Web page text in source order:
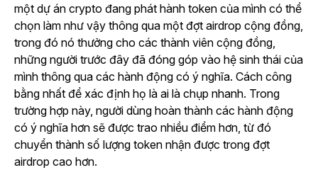
một dự án crypto đang phát hành token của mình có thể
chọn làm như vậy thông qua một đợt airdrop cộng đồng,
trong đó nó thưởng cho các thành viên cộng đồng,
những người trước đây đã đóng góp vào hệ sinh thái của
mình thông qua các hành động có ý nghĩa. Cách công
bằng nhất để xác định họ là ai là chụp nhanh. Trong
trường hợp này, người dùng hoàn thành các hành động
có ý nghĩa hơn sẽ được trao nhiều điểm hơn, từ đó
chuyển thành số lượng token nhận được trong đợt
airdrop cao hơn.